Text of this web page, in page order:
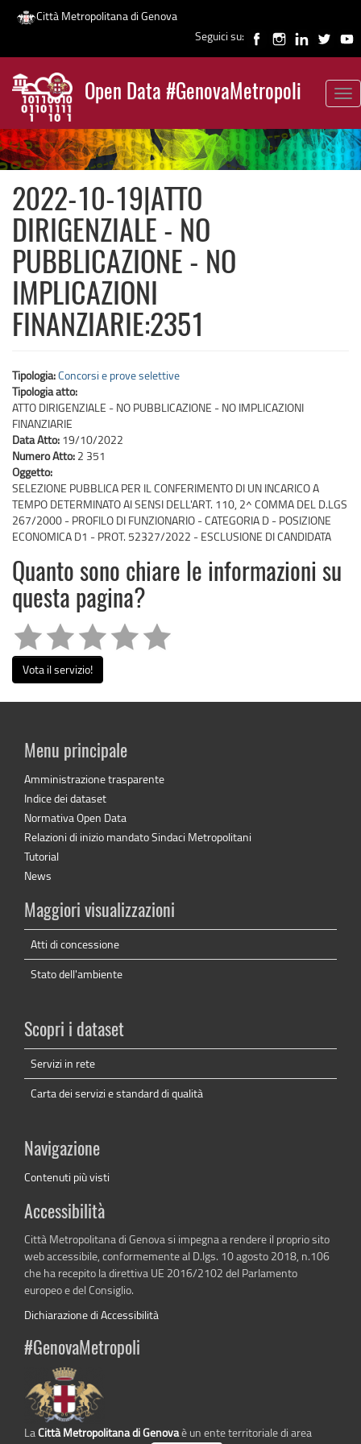
Salta
contenuto
principale
Città Metropolitana di Genova
Seguici su:
Open Data #GenovaMetropoli
News
2022-10-19|ATTO
DIRIGENZIALE - NO
PUBBLICAZIONE - NO
IMPLICAZIONI
FINANZIARIE:2351
Tipologia:Concorsi e prove selettive
Tipologia atto:
ATTO DIRIGENZIALE - NO PUBBLICAZIONE - NO IMPLICAZIONI
FINANZIARIE
Data Atto: 19/10/2022
Numero Atto: 2 351
Oggetto:
SELEZIONE PUBBLICA PER IL CONFERIMENTO DI UN INCARICO A
TEMPO DETERMINATO AI SENSI DELL'ART. 110, 2^ COMMA DEL D.LGS
267/2000 - PROFILO DI FUNZIONARIO - CATEGORIA D - POSIZIONE
ECONOMICA D1 - PROT. 52327/2022 - ESCLUSIONE DI CANDIDATA
Quanto sono chiare le informazioni su
questa pagina?
Vota il servizio!
Menu principale
Amministrazione trasparente
Indice dei dataset
Normativa Open Data
Relazioni di inizio mandato Sindaci Metropolitani
Tutorial
News
Maggiori visualizzazioni
Atti di concessione
Stato dell'ambiente
Scopri i dataset
Servizi in rete
Carta dei servizi e standard di qualità
Navigazione
Contenuti più visti
Accessibilità
Città Metropolitana di Genova si impegna a rendere il proprio sito
web accessibile, conformemente al D.lgs. 10 agosto 2018, n.106
che ha recepito la direttiva UE 2016/2102 del Parlamento
europeo e del Consiglio.
Dichiarazione di Accessibilità
#GenovaMetropoli
LaCittà Metropolitana di Genovaè un ente territoriale di area